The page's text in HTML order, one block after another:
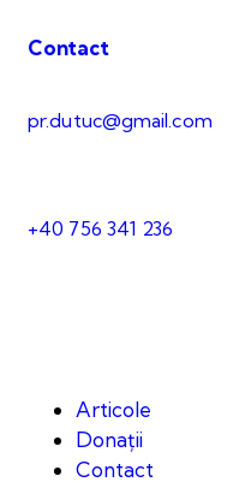
Contact
pr.dutuc@gmail.com
+40 756 341 236
Articole
Donații
Contact